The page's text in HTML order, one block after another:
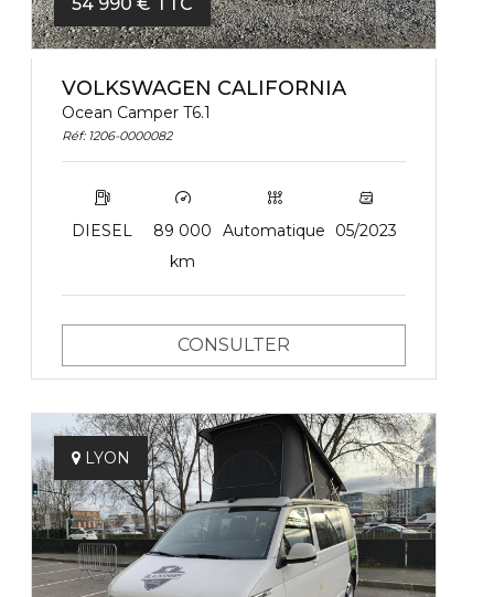
VOLKSWAGEN CALIFORNIA
Ocean Camper T6.1
Réf: 1206-0000082
DIESEL
89 000
km
Automatique 05/2023
CONSULTER
LYON